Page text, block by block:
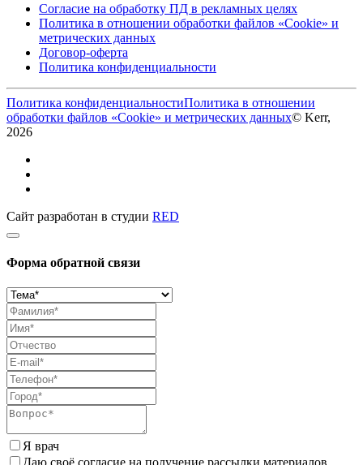
Согласие на обработку ПД в рекламных целях
Политика в отношении обработки файлов «Cookie» и
метрических данных
Договор-оферта
Политика конфиденциальности
Политика конфиденциальностиПолитика в отношении
обработки файлов «Cookie» и метрических данных© Kerr,
2026
Сайт разработан в студии RED
Форма обратной связи
Я врач